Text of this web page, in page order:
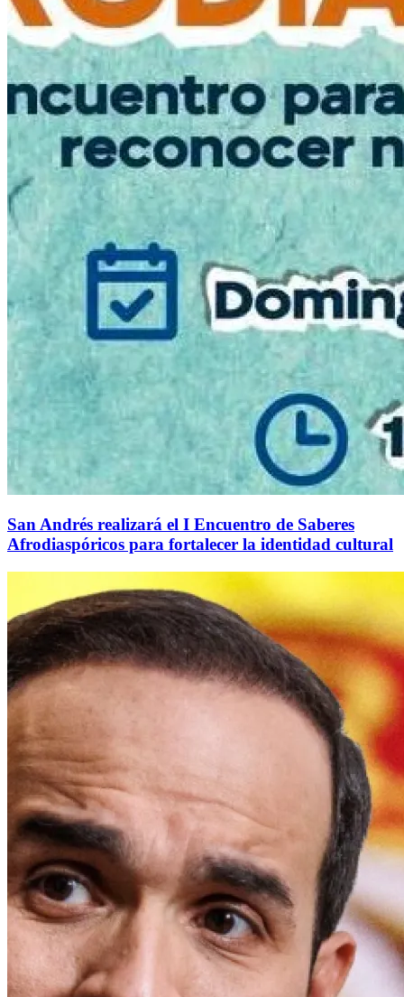
San Andrés realizará el I Encuentro de Saberes
Afrodiaspóricos para fortalecer la identidad cultural